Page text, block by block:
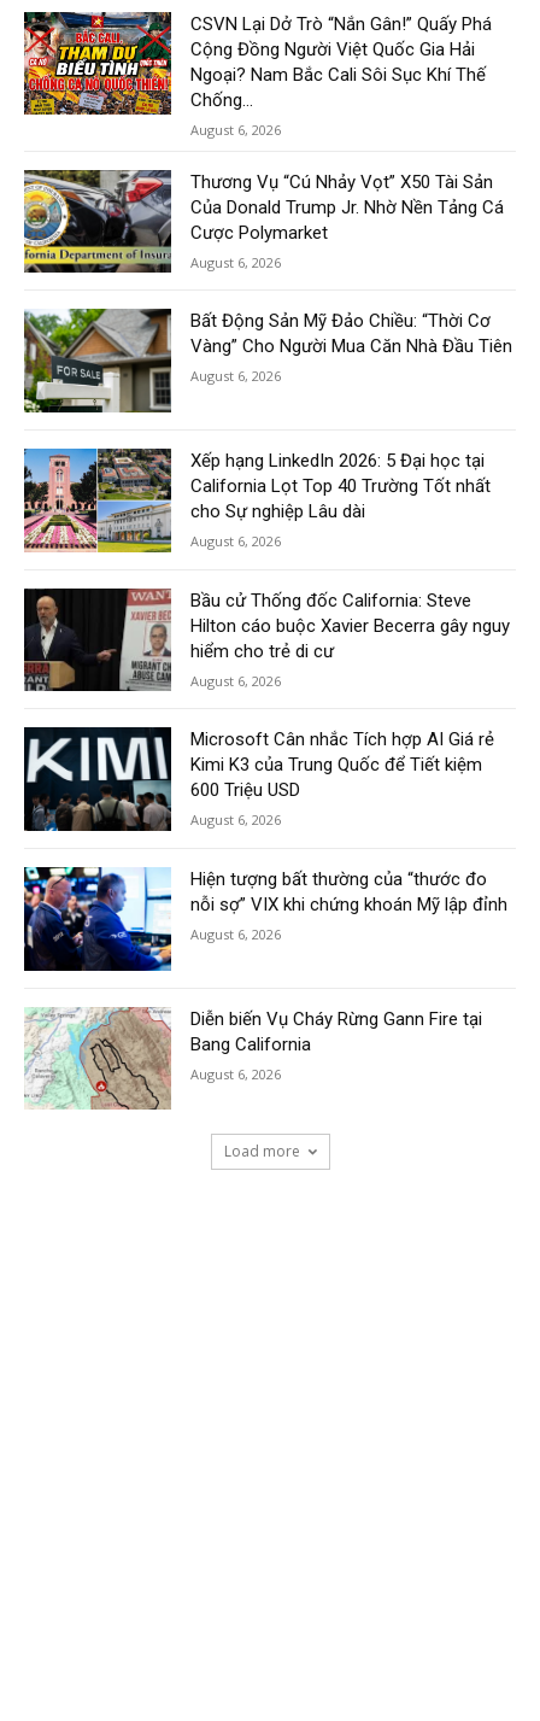
CSVN Lại Dở Trò “Nắn Gân!” Quấy Phá
Cộng Đồng Người Việt Quốc Gia Hải
Ngoại? Nam Bắc Cali Sôi Sục Khí Thế
Chống...
August 6, 2026
Thương Vụ “Cú Nhảy Vọt” X50 Tài Sản
Của Donald Trump Jr. Nhờ Nền Tảng Cá
Cược Polymarket
August 6, 2026
Bất Động Sản Mỹ Đảo Chiều: “Thời Cơ
Vàng” Cho Người Mua Căn Nhà Đầu Tiên
August 6, 2026
Xếp hạng LinkedIn 2026: 5 Đại học tại
California Lọt Top 40 Trường Tốt nhất
cho Sự nghiệp Lâu dài
August 6, 2026
Bầu cử Thống đốc California: Steve
Hilton cáo buộc Xavier Becerra gây nguy
hiểm cho trẻ di cư
August 6, 2026
Microsoft Cân nhắc Tích hợp AI Giá rẻ
Kimi K3 của Trung Quốc để Tiết kiệm
600 Triệu USD
August 6, 2026
Hiện tượng bất thường của “thước đo
nỗi sợ” VIX khi chứng khoán Mỹ lập đỉnh
August 6, 2026
Diễn biến Vụ Cháy Rừng Gann Fire tại
Bang California
August 6, 2026
Load more